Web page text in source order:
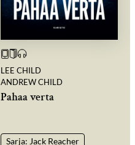
LEE CHILD
ANDREW CHILD
Pahaa verta
Sarja: Jack Reacher